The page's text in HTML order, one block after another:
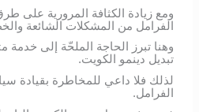
ومع زيادة الكثافة المرورية على
الفرامل من المشكلات الشائعة
وهنا تبرز الحاجة الملحّة إلى
تبديل دينمو الكويت.
لذلك فلا داعي للمخاطرة بقيادة
الفرامل.